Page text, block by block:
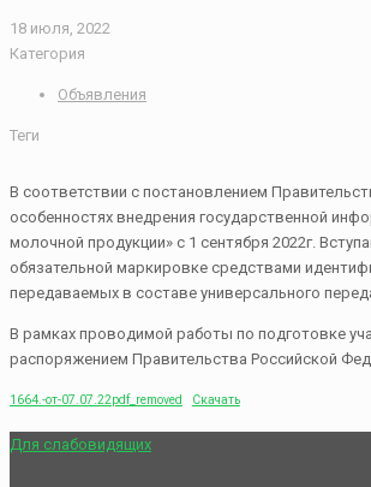
18 июля, 2022
Категория
Объявления
Теги
В соответствии с постановлением
особенностях внедрения государственной
молочной продукции» с 1 сентября 2022г.
обязательной маркировке средствами
передаваемых в составе универсального
В рамках проводимой работы по подготовке
распоряжением Правительства Российской
1664.-от-07.07.22pdf_removed Скачать
Для слабовидящих